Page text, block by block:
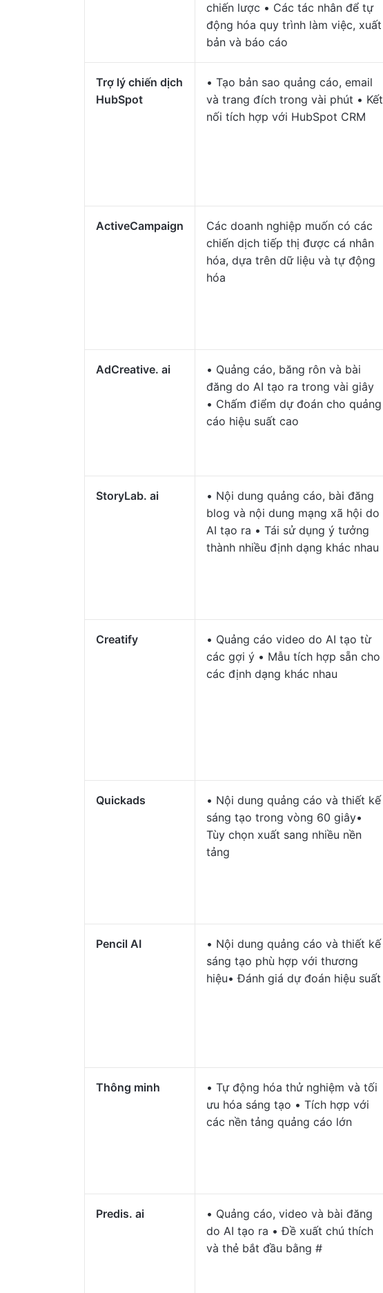
chiến lược • Các tác nhân để tự
động hóa quy trình làm việc, xuất
bản và báo cáo
Trợ lý chiến dịch
HubSpot
• Tạo bản sao quảng cáo, email
và trang đích trong vài phút • Kết
nối tích hợp với HubSpot CRM
ActiveCampaign
Các doanh nghiệp muốn có các
chiến dịch tiếp thị được cá nhân
hóa, dựa trên dữ liệu và tự động
hóa
AdCreative. ai
• Quảng cáo, băng rôn và bài
đăng do AI tạo ra trong vài giây
• Chấm điểm dự đoán cho quảng
cáo hiệu suất cao
StoryLab. ai
• Nội dung quảng cáo, bài đăng
blog và nội dung mạng xã hội do
AI tạo ra • Tái sử dụng ý tưởng
thành nhiều định dạng khác nhau
Creatify
• Quảng cáo video do AI tạo từ
các gợi ý • Mẫu tích hợp sẵn cho
các định dạng khác nhau
Quickads
• Nội dung quảng cáo và thiết kế
sáng tạo trong vòng 60 giây•
Tùy chọn xuất sang nhiều nền
tảng
Pencil AI
• Nội dung quảng cáo và thiết kế
sáng tạo phù hợp với thương
hiệu• Đánh giá dự đoán hiệu suất
Thông minh
• Tự động hóa thử nghiệm và tối
ưu hóa sáng tạo • Tích hợp với
các nền tảng quảng cáo lớn
Predis. ai
• Quảng cáo, video và bài đăng
do AI tạo ra • Đề xuất chú thích
và thẻ bắt đầu bằng #